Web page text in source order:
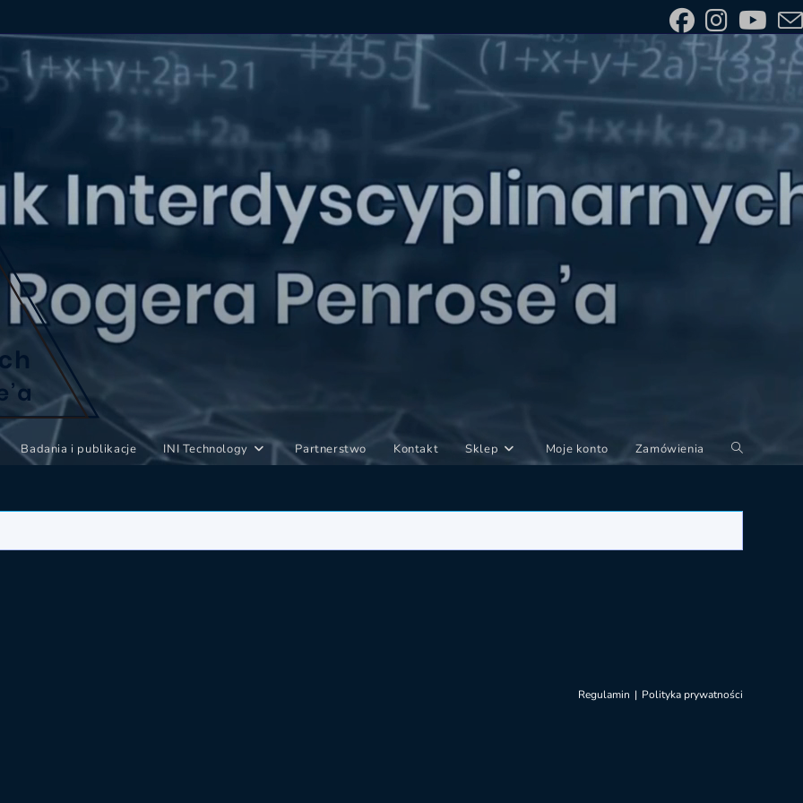
Badania i publikacje INI Technology Partnerstwo Kontakt Sklep Moje konto Zamówienia
Toggle
search
Regulamin Polityka prywatności